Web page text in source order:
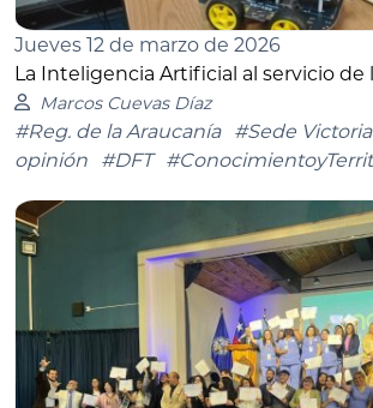
Jueves 12 de marzo de 2026
La Inteligencia Artificial al servicio
Marcos Cuevas Díaz
#Reg. de la Araucanía #Sede Victoria
opinión
#DFT